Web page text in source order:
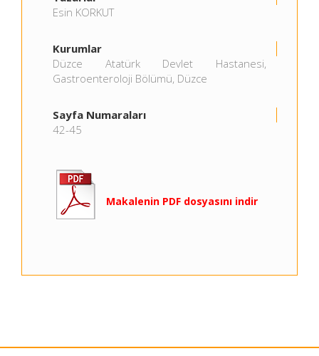
Esin KORKUT
Kurumlar
Düzce Atatürk Devlet Hastanesi,
Gastroenteroloji Bölümü, Düzce
Sayfa Numaraları
42-45
Makalenin PDF dosyasını indir